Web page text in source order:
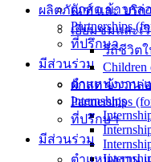
ผลิตภัณฑ์ และ บริก
เยี่ยมชมและเ
วิถีชีวิต
Children
ผักสด ข้าวกล่
Partnerships
ที่ปรึกษา
มีส่วนร่วม
ตำแหน่งงาน
ผักสด ข้าวกล่
Partnerships
ที่ปรึกษา
มีส่วนร่วม
ตำแหน่งงาน
Internships